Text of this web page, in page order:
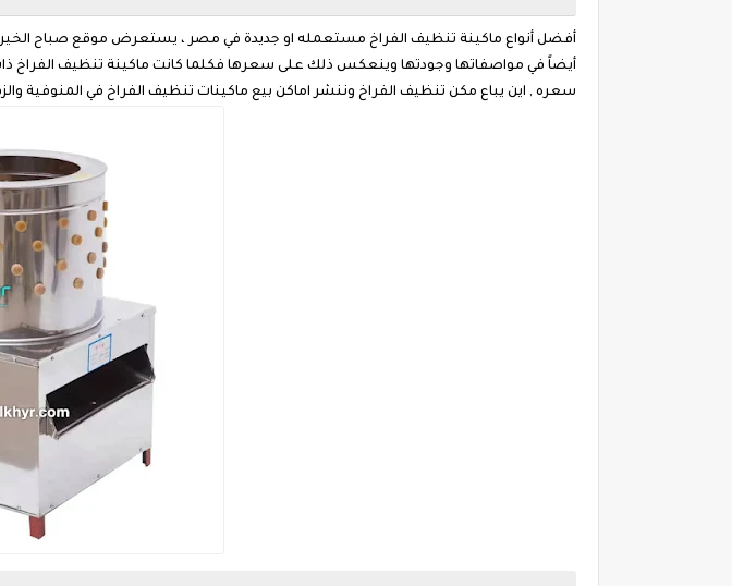
أفضل أنواع ماكينة تنظيف الفراخ مستعمله او جديدة في مصر ، يستعرض موقع صباح
أيضاً في مواصفاتها وجودتها وينعكس ذلك على سعرها فكلما كانت ماكينة تنظيف
سعره , اين يباع مكن تنظيف الفراخ وننشر اماكن بيع ماكينات تنظيف الفراخ في المنوفية